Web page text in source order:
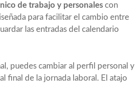
de trabajo y personales con
para facilitar el cambio entre
las entradas del calendario
puedes cambiar al perfil personal y
final de la jornada laboral. El atajo